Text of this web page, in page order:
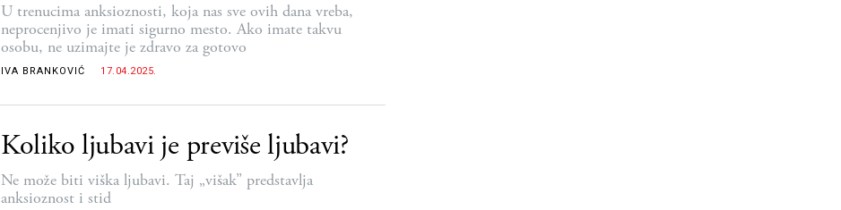
U trenucima anksioznosti, koja nas sve ovih dana vreba,
neprocenjivo je imati sigurno mesto. Ako imate takvu
osobu, ne uzimajte je zdravo za gotovo
IVA BRANKOVIĆ 17.04.2025.
Koliko ljubavi je previše ljubavi?
Ne može biti viška ljubavi. Taj „višak” predstavlja
anksioznost i stid